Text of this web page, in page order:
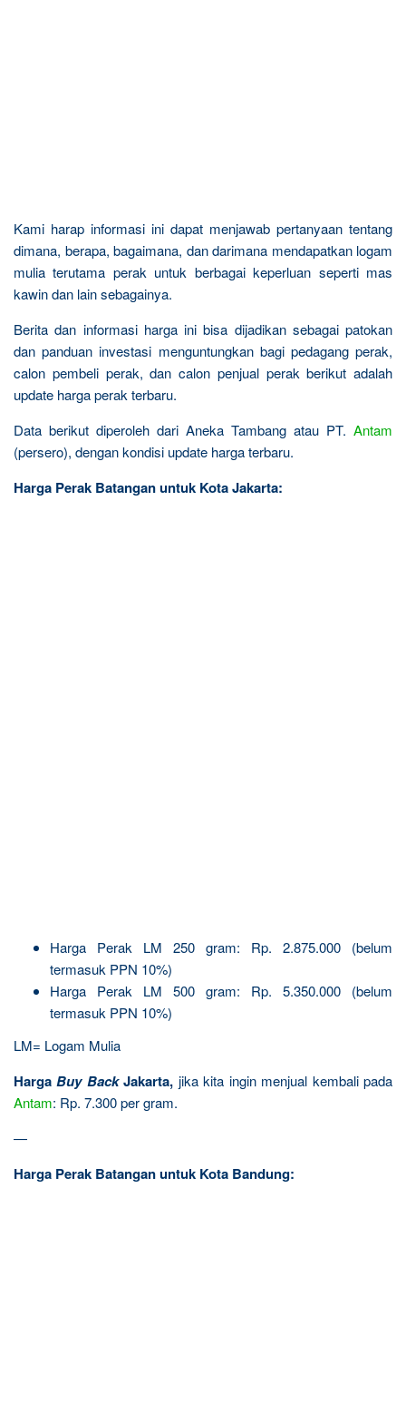
Kami harap informasi ini dapat menjawab pertanyaan tentang
dimana, berapa, bagaimana, dan darimana mendapatkan logam
mulia terutama perak untuk berbagai keperluan seperti mas
kawin dan lain sebagainya.
Berita dan informasi harga ini bisa dijadikan sebagai patokan
dan panduan investasi menguntungkan bagi pedagang perak,
calon pembeli perak, dan calon penjual perak berikut adalah
update harga perak terbaru.
Data berikut diperoleh dari Aneka Tambang atau PT. Antam
(persero), dengan kondisi update harga terbaru.
Harga Perak Batangan untuk Kota Jakarta:
Harga Perak LM 250 gram: Rp. 2.875.000 (belum
termasuk PPN 10%)
Harga Perak LM 500 gram: Rp. 5.350.000 (belum
termasuk PPN 10%)
LM= Logam Mulia
HargaBuy BackJakarta, jika kita ingin menjual kembali pada
Antam: Rp. 7.300 per gram.
—
Harga Perak Batangan untuk Kota Bandung: